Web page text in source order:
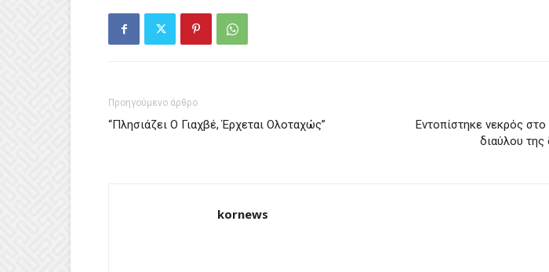
Προηγούμενο άρθρο
“Πλησιάζει Ο Γιαχβέ, Έρχεται Ολοταχώς”
Εντοπίστηκε νεκρός
διαύλου της
kornews